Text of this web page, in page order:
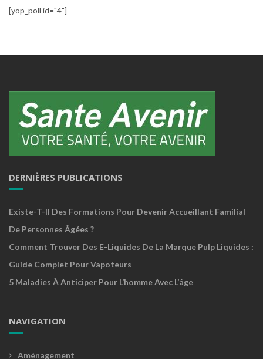
[yop_poll id="4"]
DERNIÈRES PUBLICATIONS
Existe-T-Il Des Formations Pour Devenir Accueillant Familial
De Personnes Âgées ?
Comment Trouver Des E-Liquides De La Marque Pulp Liquides :
Guide Complet Pour Vapoteurs
5 Maladies À Anticiper Pour L’homme Avec L’âge
NAVIGATION
Aménagement